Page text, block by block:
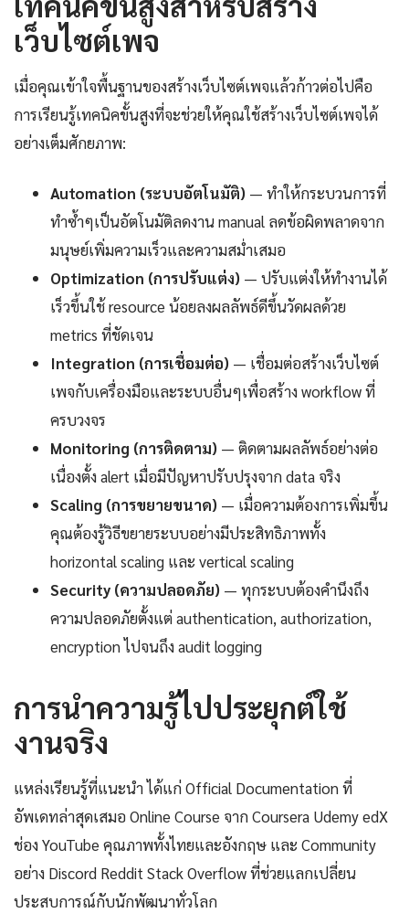
เว็บไซต์เพจ
เมื่อคุณเข้าใจพื้นฐานของสร้างเว็บไซต์เพจแล้วก้าวต่อไปคือ
การเรียนรู้เทคนิคขั้นสูงที่จะช่วยให้คุณใช้สร้างเว็บไซต์เพจได้
อย่างเต็มศักยภาพ:
Automation (ระบบอัตโนมัติ) — ทำให้กระบวนการที่
ทำซ้ำๆเป็นอัตโนมัติลดงาน manual ลดข้อผิดพลาดจาก
มนุษย์เพิ่มความเร็วและความสม่ำเสมอ
Optimization (การปรับแต่ง) — ปรับแต่งให้ทำงานได้
เร็วขึ้นใช้ resource น้อยลงผลลัพธ์ดีขึ้นวัดผลด้วย
metrics ที่ชัดเจน
Integration (การเชื่อมต่อ) — เชื่อมต่อสร้างเว็บไซต์
เพจกับเครื่องมือและระบบอื่นๆเพื่อสร้าง workflow ที่
ครบวงจร
Monitoring (การติดตาม) — ติดตามผลลัพธ์อย่างต่อ
เนื่องตั้ง alert เมื่อมีปัญหาปรับปรุงจาก data จริง
Scaling (การขยายขนาด) — เมื่อความต้องการเพิ่มขึ้น
คุณต้องรู้วิธีขยายระบบอย่างมีประสิทธิภาพทั้ง
horizontal scaling และ vertical scaling
Security (ความปลอดภัย) — ทุกระบบต้องคำนึงถึง
ความปลอดภัยตั้งแต่ authentication, authorization,
encryption ไปจนถึง audit logging
การนำความรู้ไปประยุกต์ใช้
งานจริง
แหล่งเรียนรู้ที่แนะนำ ได้แก่ Official Documentation ที่
อัพเดทล่าสุดเสมอ Online Course จาก Coursera Udemy edX
ช่อง YouTube คุณภาพทั้งไทยและอังกฤษ และ Community
อย่าง Discord Reddit Stack Overflow ที่ช่วยแลกเปลี่ยน
ประสบการณ์กับนักพัฒนาทั่วโลก